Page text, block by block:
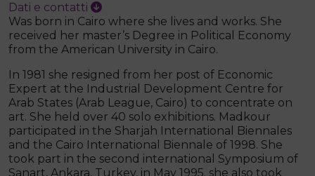
Dati e contatti
Was born in Cairo where she lives and works. She
received her master’s Degree in Political Economy
from the American University in Cairo.
In 1981 she resigned from her post of Economic
Expert at the Industrial Development Centre for
Arab States (Arab League, Cairo) to concentrate on
art. She held over 40 solo exhibitions. Madkour
participated in the Sharjah International Biennales
and the Cairo International Biennale of 1998. She
took part in the second international Symposium of
Sanart, Ankara, Turkey, in May 1995. she also took